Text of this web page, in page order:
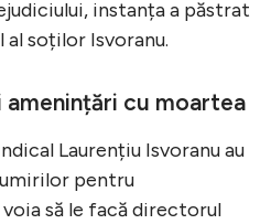
instanța a păstrat
soților Isvoranu.
amenințări cu moartea
Laurențiu Isvoranu au
pentru
să le facă directorul